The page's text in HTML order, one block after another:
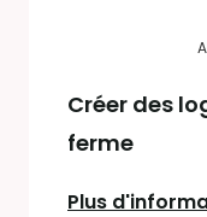
Créer des
ferme
Plus